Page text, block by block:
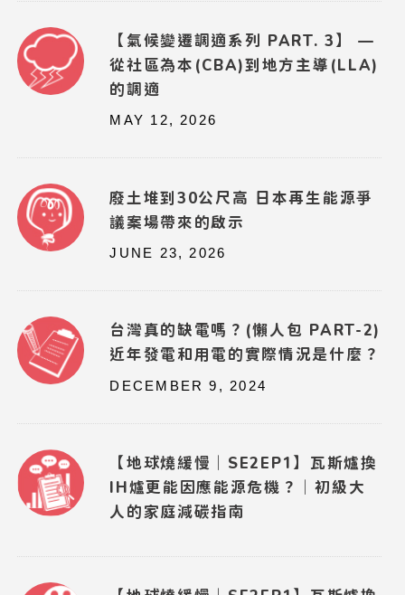
【氣候變遷調適系列 PART. 3】 —
從社區為本(CBA)到地方主導(LLA)
的調適
MAY 12, 2026
廢土堆到30公尺高 日本再生能源爭
議案場帶來的啟示
JUNE 23, 2026
台灣真的缺電嗎？(懶人包 PART-2)
近年發電和用電的實際情況是什麼？
DECEMBER 9, 2024
【地球燒緩慢｜SE2EP1】瓦斯爐換
IH爐更能因應能源危機？｜初級大
人的家庭減碳指南